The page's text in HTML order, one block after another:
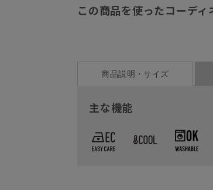
この商品を使ったコーディ
商品説明・サイズ
主な機能